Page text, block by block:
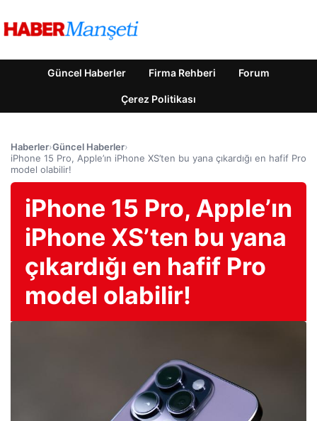
Güncel Haberler Firma Rehberi Forum
Çerez Politikası
Haberler›Güncel Haberler›
iPhone 15 Pro, Apple’ın iPhone XS’ten bu yana çıkardığı en hafif Pro
model olabilir!
iPhone 15 Pro, Apple’ın
iPhone XS’ten bu yana
çıkardığı en hafif Pro
model olabilir!